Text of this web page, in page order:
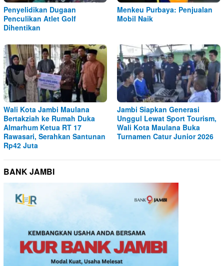
Penyelidikan Dugaan
Penculikan Atlet Golf
Dihentikan
Menkeu Purbaya: Penjualan
Mobil Naik
Wali Kota Jambi Maulana
Bertakziah ke Rumah Duka
Almarhum Ketua RT 17
Rawasari, Serahkan Santunan
Rp42 Juta
Jambi Siapkan Generasi
Unggul Lewat Sport Tourism,
Wali Kota Maulana Buka
Turnamen Catur Junior 2026
BANK JAMBI